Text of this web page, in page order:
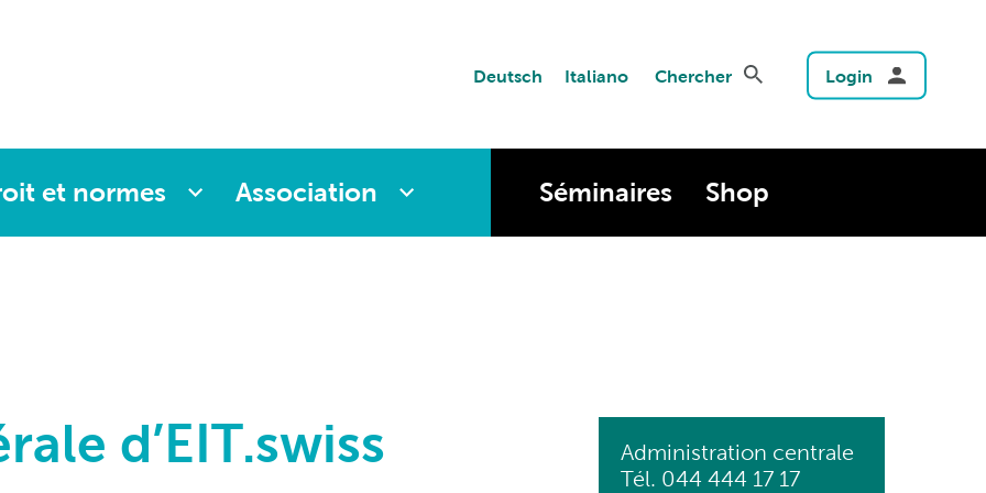
Deutsch Italiano Chercher Login
et normes Association Séminaires Shop
d’EIT.swiss
Administration centrale
Tél. 044 444 17 17